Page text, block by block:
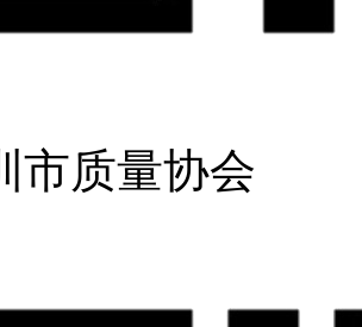
市质量协会